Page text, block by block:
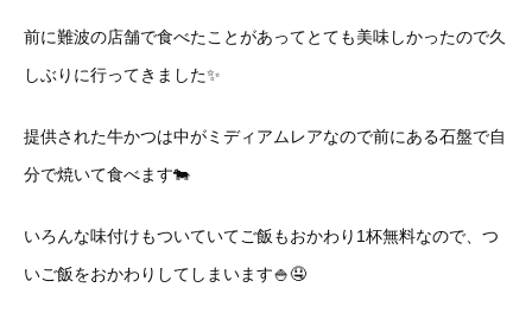
前に難波の店舗で食べたことがあってとても美味しかったので久
しぶりに行ってきました✨️
提供された牛かつは中がミディアムレアなので前にある石盤で自
分で焼いて食べます🐄
いろんな味付けもついていてご飯もおかわり1杯無料なので、つ
いご飯をおかわりしてしまいます🍚🤤